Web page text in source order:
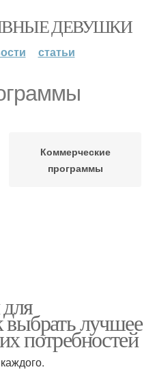
ДЕВУШКИ
статьи
Коммерческие
программы
лучшее
потребностей